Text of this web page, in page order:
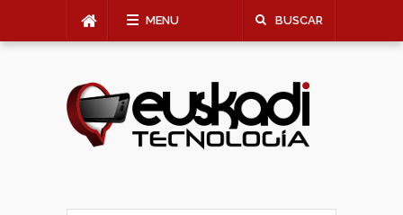
MENU BUSCAR